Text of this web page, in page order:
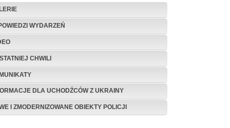
WYDARZEŃ
CHWILI
DLA UCHODŹCÓW Z UKRAINY
I ZMODERNIZOWANE OBIEKTY POLICJI